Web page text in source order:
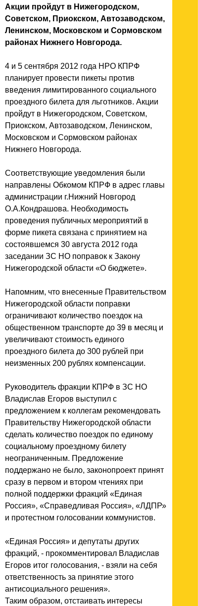
Акции пройдут в Нижегородском,
Советском, Приокском, Автозаводском,
Ленинском, Московском и Сормовском
районах Нижнего Новгорода.
4 и 5 сентября 2012 года НРО КПРФ
планирует провести пикеты против
введения лимитированного социального
проездного билета для льготников. Акции
пройдут в Нижегородском, Советском,
Приокском, Автозаводском, Ленинском,
Московском и Сормовском районах
Нижнего Новгорода.
Соответствующие уведомления были
направлены Обкомом КПРФ в адрес главы
администрации г.Нижний Новгород
О.А.Кондрашова. Необходимость
проведения публичных мероприятий в
форме пикета связана с принятием на
состоявшемся 30 августа 2012 года
заседании ЗС НО поправок к Закону
Нижегородской области «О бюджете».
Напомним, что внесенные Правительством
Нижегородской области поправки
ограничивают количество поездок на
общественном транспорте до 39 в месяц и
увеличивают стоимость единого
проездного билета до 300 рублей при
неизменных 200 рублях компенсации.
Руководитель фракции КПРФ в ЗС НО
Владислав Егоров выступил с
предложением к коллегам рекомендовать
Правительству Нижегородской области
сделать количество поездок по единому
социальному проездному билету
неограниченным. Предложение
поддержано не было, законопроект принят
сразу в первом и втором чтениях при
полной поддержки фракций «Единая
Россия», «Справедливая Россия», «ЛДПР»
и протестном голосовании коммунистов.
«Единая Россия» и депутаты других
фракций, - прокомментировал Владислав
Егоров итог голосования, - взяли на себя
ответственность за принятие этого
антисоциального решения».
Таким образом, отстаивать интересы